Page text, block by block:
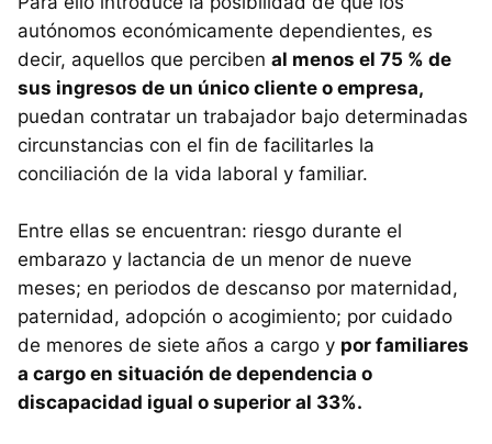
autónomos económicamente dependientes, es
decir, aquellos que perciben al menos el 75 % de
sus ingresos de un único cliente o empresa,
puedan contratar un trabajador bajo determinadas
circunstancias con el fin de facilitarles la
conciliación de la vida laboral y familiar.
Entre ellas se encuentran: riesgo durante el
embarazo y lactancia de un menor de nueve
meses; en periodos de descanso por maternidad,
paternidad, adopción o acogimiento; por cuidado
de menores de siete años a cargo y por familiares
a cargo en situación de dependencia o
discapacidad igual o superior al 33%.